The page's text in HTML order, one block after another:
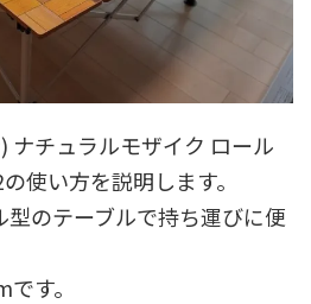
ナチュラルモザイク ロール
使い方を説明します。
型のテーブルで持ち運びに便
す。